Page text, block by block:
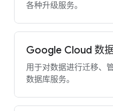
各种升级服务。
Google Cloud 数
用于对数据进行迁移、
数据库服务。